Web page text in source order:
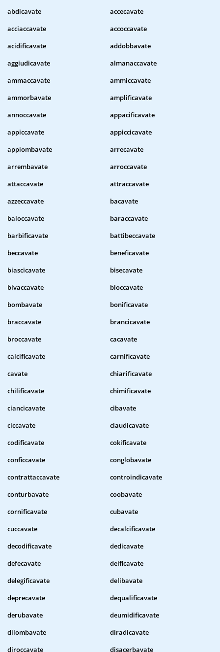
abdicavate
accecavate
acciaccavate
accoccavate
acidificavate
addobbavate
aggiudicavate
almanaccavate
ammaccavate
ammiccavate
ammorbavate
amplificavate
annoccavate
appacificavate
appiccavate
appiccicavate
appiombavate
arrecavate
arrembavate
arroccavate
attaccavate
attraccavate
azzeccavate
bacavate
baloccavate
baraccavate
barbificavate
battibeccavate
beccavate
beneficavate
biascicavate
bisecavate
bivaccavate
bloccavate
bombavate
bonificavate
braccavate
brancicavate
broccavate
cacavate
calcificavate
carnificavate
cavate
chiarificavate
chilificavate
chimificavate
ciancicavate
cibavate
ciccavate
claudicavate
codificavate
cokificavate
conficcavate
conglobavate
contrattaccavate
controindicavate
conturbavate
coobavate
cornificavate
cubavate
cuccavate
decalcificavate
decodificavate
dedicavate
defecavate
deificavate
delegificavate
delibavate
deprecavate
dequalificavate
derubavate
deumidificavate
dilombavate
diradicavate
diroccavate
disacerbavate